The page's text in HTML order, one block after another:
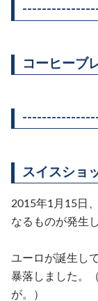
コーヒーブ
スイスショ
2015年1 月 15日
なるものが発生
ユーロが誕生し
暴落しました。
が。）